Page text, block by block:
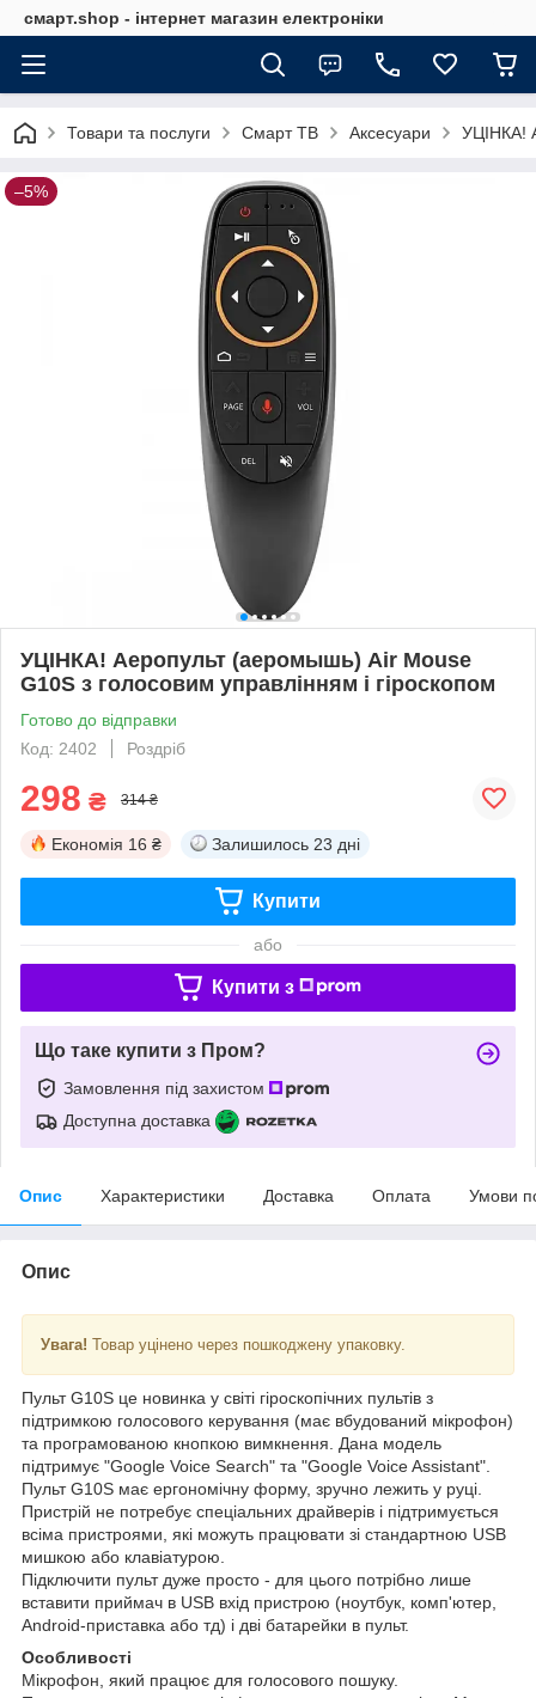
смарт.shop - інтернет магазин електроніки
Товари та послуги Смарт ТВ Аксесуари УЦІНКА!
–5%
УЦІНКА! Аеропульт (аеромышь) Air Mouse
G10S з голосовим управлінням і гіроскопом
Готово до відправки
Код: 2402
Роздріб
298 ₴ 314 ₴
Економія 16 ₴ Залишилось 23 дні
Купити
або
Купити з
Що таке купити з Пром?
Замовлення під захистом
Доступна доставка
Опис Характеристики Доставка Оплата Умови
Опис
Увага! Товар уцінено через пошкоджену упаковку.
Пульт G10S це новинка у світі гіроскопічних пультів з
підтримкою голосового керування (має вбудований мікрофон)
та програмованою кнопкою вимкнення. Дана модель
підтримує "Google Voice Search" та "Google Voice Assistant".
Пульт G10S має ергономічну форму, зручно лежить у руці.
Пристрій не потребує спеціальних драйверів і підтримується
всіма пристроями, які можуть працювати зі стандартною USB
мишкою або клавіатурою.
Підключити пульт дуже просто - для цього потрібно лише
вставити приймач в USB вхід пристрою (ноутбук, комп'ютер,
Android-приставка або тд) і дві батарейки в пульт.
Особливості
Мікрофон, який працює для голосового пошуку.